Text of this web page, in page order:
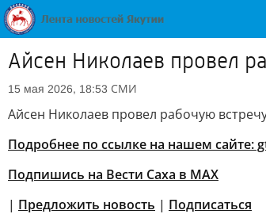
Айсен Николаев провел
15 мая 2026, 18:53 СМИ
Айсен Николаев провел рабочую
Подробнее по ссылке на нашем сайте:
Подпишись на Вести Саха в MAX
| Предложить новость | Подписаться